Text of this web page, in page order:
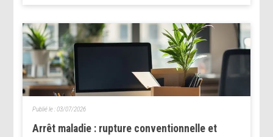
Arrêt maladie : rupture conventionnelle et
Publié le :03/07/2026